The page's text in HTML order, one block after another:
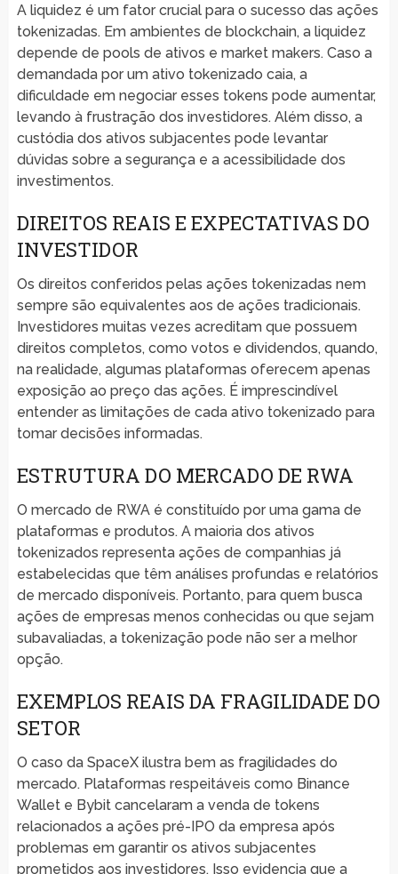
A liquidez é um fator crucial para o sucesso das ações
tokenizadas. Em ambientes de blockchain, a liquidez
depende de pools de ativos e market makers. Caso a
demandada por um ativo tokenizado caia, a
dificuldade em negociar esses tokens pode aumentar,
levando à frustração dos investidores. Além disso, a
custódia dos ativos subjacentes pode levantar
dúvidas sobre a segurança e a acessibilidade dos
investimentos.
DIREITOS REAIS E EXPECTATIVAS DO
INVESTIDOR
Os direitos conferidos pelas ações tokenizadas nem
sempre são equivalentes aos de ações tradicionais.
Investidores muitas vezes acreditam que possuem
direitos completos, como votos e dividendos, quando,
na realidade, algumas plataformas oferecem apenas
exposição ao preço das ações. É imprescindível
entender as limitações de cada ativo tokenizado para
tomar decisões informadas.
ESTRUTURA DO MERCADO DE RWA
O mercado de RWA é constituído por uma gama de
plataformas e produtos. A maioria dos ativos
tokenizados representa ações de companhias já
estabelecidas que têm análises profundas e relatórios
de mercado disponíveis. Portanto, para quem busca
ações de empresas menos conhecidas ou que sejam
subavaliadas, a tokenização pode não ser a melhor
opção.
EXEMPLOS REAIS DA FRAGILIDADE DO
SETOR
O caso da SpaceX ilustra bem as fragilidades do
mercado. Plataformas respeitáveis como Binance
Wallet e Bybit cancelaram a venda de tokens
relacionados a ações pré-IPO da empresa após
problemas em garantir os ativos subjacentes
prometidos aos investidores. Isso evidencia que a